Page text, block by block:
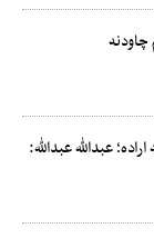
چاودنه
عبدالله عبدالله: